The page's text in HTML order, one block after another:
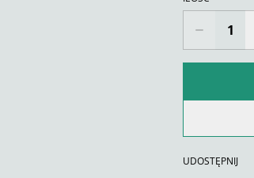
UDOSTĘPNIJ